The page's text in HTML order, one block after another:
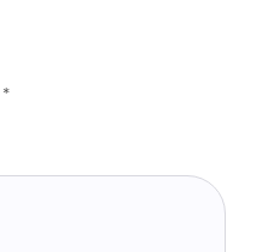
*